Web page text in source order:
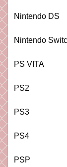
Nintendo DS
Nintendo
PS VITA
PS2
PS3
PS4
PSP